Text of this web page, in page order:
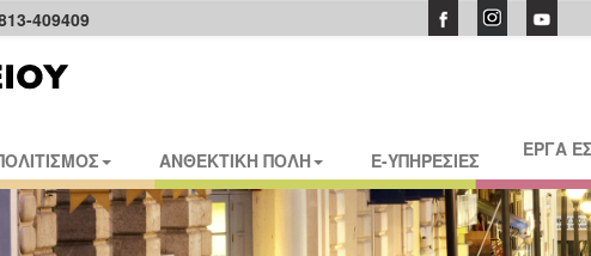
409409
ΑΝΘΕΚΤΙΚΗ ΠΟΛΗ E-ΥΠΗΡΕΣΙΕΣ ΕΡΓΑ